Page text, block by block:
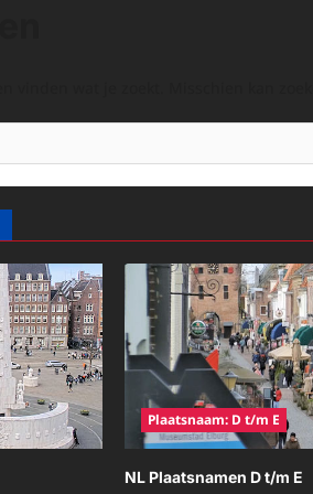
Plaatsnaam: D t/m E
NL Plaatsnamen D t/m E